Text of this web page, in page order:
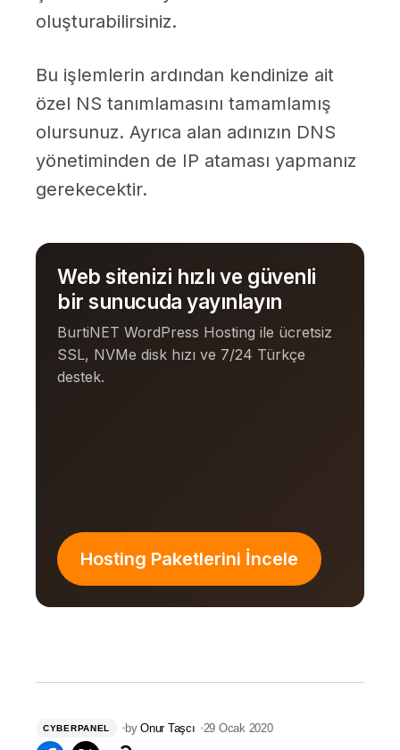
oluşturabilirsiniz.
Bu işlemlerin ardından kendinize ait
özel NS tanımlamasını tamamlamış
olursunuz. Ayrıca alan adınızın DNS
yönetiminden de IP ataması yapmanız
gerekecektir.
Web sitenizi hızlı ve güvenli
bir sunucuda yayınlayın
BurtiNET WordPress Hosting ile ücretsiz
SSL, NVMe disk hızı ve 7/24 Türkçe
destek.
Hosting Paketlerini İncele
CYBERPANEL by Onur Taşcı 29 Ocak 2020